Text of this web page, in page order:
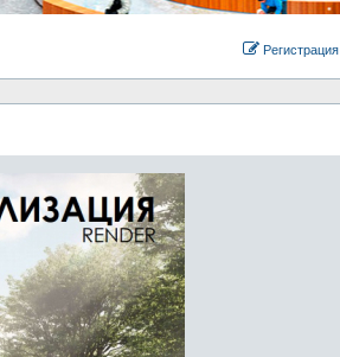
Регистрация